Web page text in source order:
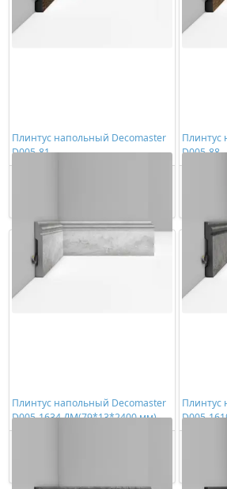
Плинтус напольный Decomaster
D005-81
Плинтус
D005-88
Плинтус напольный Decomaster
D005-1634 ДМ(79*13*2400 мм)
Плинтус
D005-